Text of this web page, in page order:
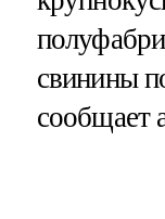
свинины
сообщает